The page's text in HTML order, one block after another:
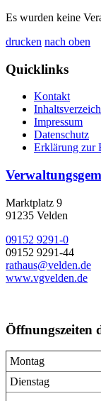
Es wurden keine
drucken nach oben
Quicklinks
Kontakt
Impressum
Datenschutz
Erklärung zur
Marktplatz 9
91235 Velden
09152 9291-0
09152 9291-44
rathaus@velden.de
www.vgvelden.de
Öffnungszeiten
Montag
Dienstag